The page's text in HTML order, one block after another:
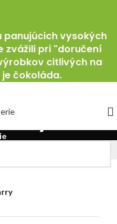
panujúcich vysokých
zvážili pri "doručení
citlivých na
čokoláda.